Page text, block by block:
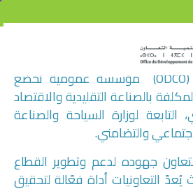
تنمية التعاون
مكتب تنمية التعاون (ODCO) مؤسسة عمومية تخضع
بالصناعة التقليدية والاقتصاد
التابعة لوزارة السياحة والصناعة
والتضامني.
جهوده لدعم وتطوير القطاع
يُعدّ التعاونيات أداة فعّالة لتحقيق